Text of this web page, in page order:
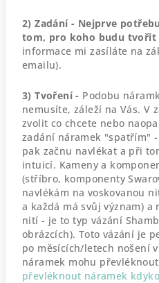
2) Zadání - Nejprve
tom, pro koho budu tvořit
informace mi zasíláte na
emailu).
3) Tvoření - Podobu
nemusíte, záleží na Vás. V
zvolit co chcete nebo
zadání náramek "spatřím"
pak začnu navlékat a při
intuicí. Kameny a
(stříbro, komponenty
navlékám na voskovanou
a každá má svůj význam)
nití - je to typ vázání
obrázcích). Toto vázání je
po měsících/letech nošení
náramek mohu
převléknout náramek